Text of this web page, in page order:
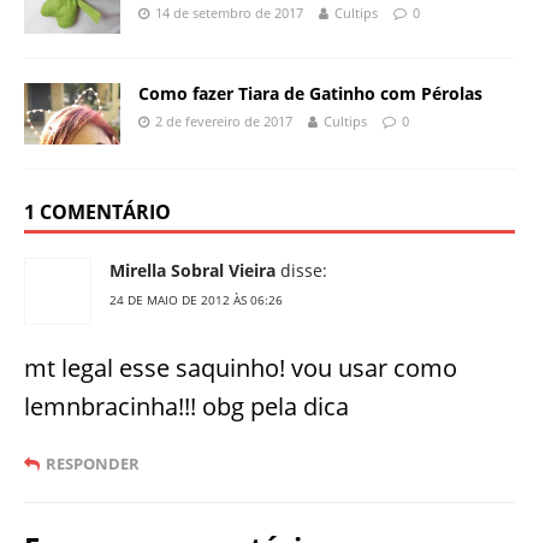
14 de setembro de 2017 Cultips 0
Como fazer Tiara de Gatinho com Pérolas
2 de fevereiro de 2017 Cultips 0
1 COMENTÁRIO
Mirella Sobral Vieira disse:
24 DE MAIO DE 2012 ÀS 06:26
mt legal esse saquinho! vou usar como
lemnbracinha!!! obg pela dica
RESPONDER